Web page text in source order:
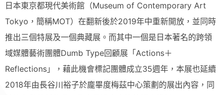
日本東京都現代美術館（Museum of Contemporary Art
Tokyo，簡稱MOT）在翻新後於2019年中重新開放，並同時
推出三個特展及一個典藏展。而其中一個是日本著名的跨領
域媒體藝術團體Dumb Type回顧展「Actions＋
Reflections」，藉此機會標記團體成立35週年，本展也延續
2018年由長谷川裕子於龐畢度梅茲中心策劃的展出內容，同